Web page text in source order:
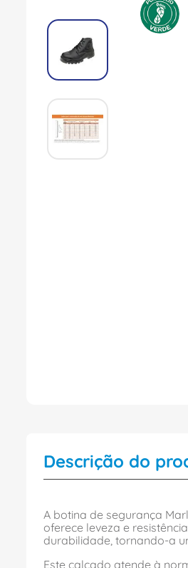
Descrição do
A botina de segurança
oferece leveza e
durabilidade, tornando-a
Este calçado atende à